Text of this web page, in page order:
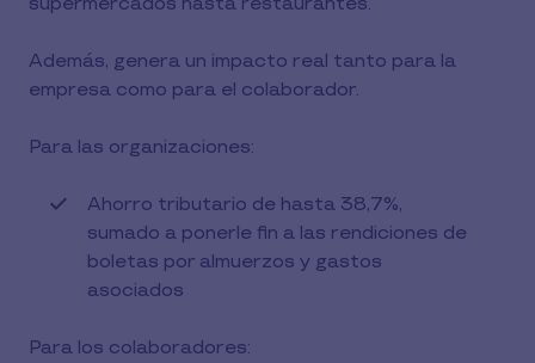
Además, genera un impacto real tanto para la
empresa como para el colaborador.
Para las organizaciones:
Ahorro tributario de hasta 38,7%,
sumado a ponerle fin a las rendiciones de
boletas por almuerzos y gastos
asociados
Para los colaboradores: